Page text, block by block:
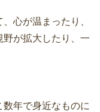
心が温まったり、
が拡大したり、一
年で身近なものに